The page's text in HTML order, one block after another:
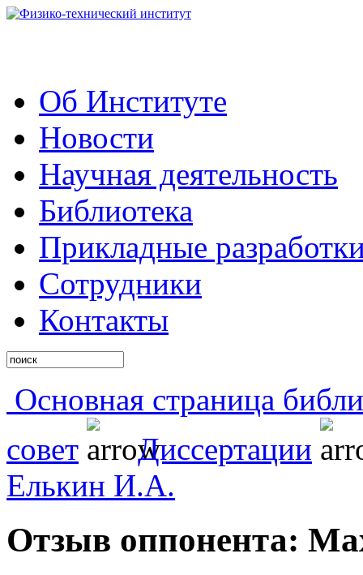
Об Институте
Новости
Научная деятельность
Библиотека
Прикладные
Сотрудники
Контакты
Основная страница
совет
Диссертации
Елькин И.А.
Отзыв оппонента: